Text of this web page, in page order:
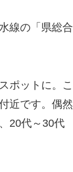
線の「県総合
ポットに。こ
近です。偶然
20代～30代